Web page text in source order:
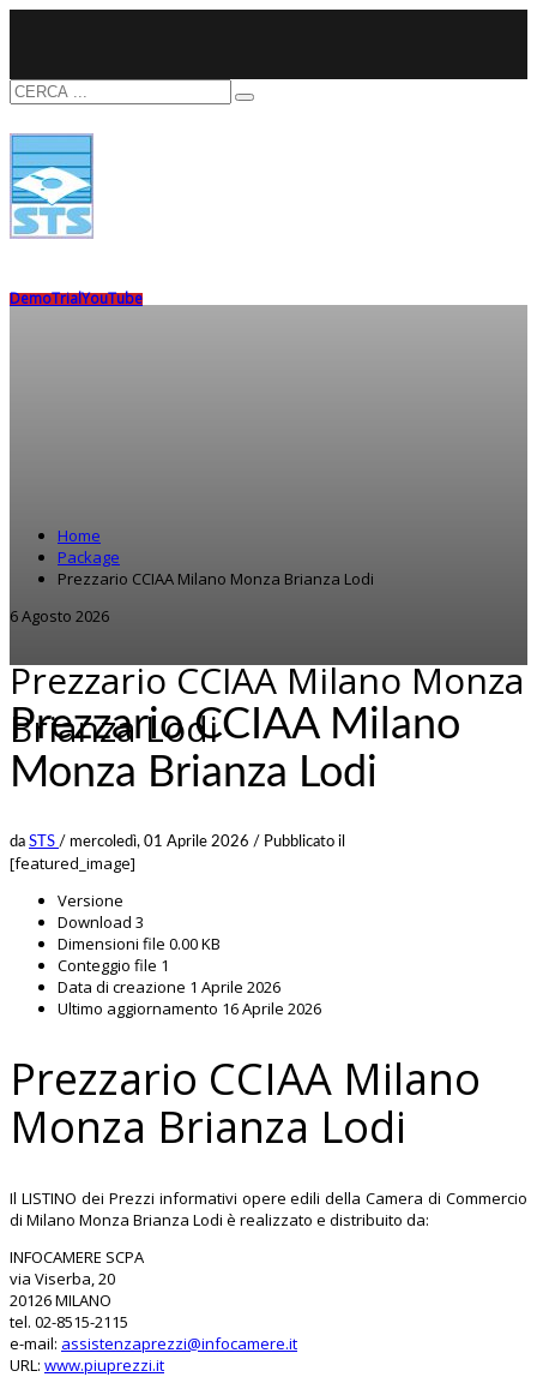
DemoTrialYouTube
Home
Package
Prezzario CCIAA Milano Monza Brianza Lodi
6 Agosto 2026
Prezzario CCIAA Milano Monza
Brianza Lodi
Prezzario CCIAA Milano
Monza Brianza Lodi
da STS / mercoledì, 01 Aprile 2026 / Pubblicato il
[featured_image]
Versione
Download 3
Dimensioni file 0.00 KB
Conteggio file 1
Data di creazione 1 Aprile 2026
Ultimo aggiornamento 16 Aprile 2026
Prezzario CCIAA Milano
Monza Brianza Lodi
Il LISTINO dei Prezzi informativi opere edili della Camera di Commercio
di Milano Monza Brianza Lodi è realizzato e distribuito da:
INFOCAMERE SCPA
via Viserba, 20
20126 MILANO
tel. 02-8515-2115
e-mail: assistenzaprezzi@infocamere.it
URL: www.piuprezzi.it